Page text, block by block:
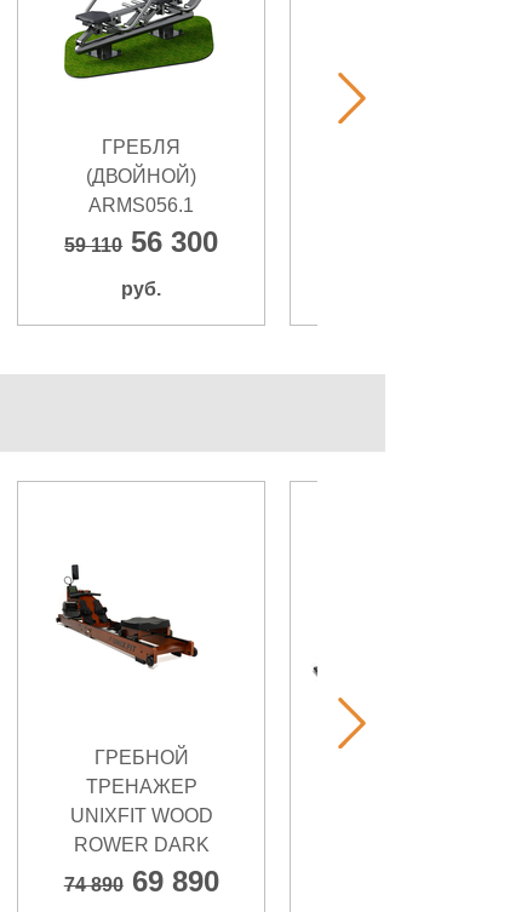
ГРЕБЛЯ
(ДВОЙНОЙ)
ARMS056.1
59 11056 300
руб.
ГРЕБНОЙ
ТРЕНАЖЕР
UNIXFIT WOOD
ROWER DARK
74 89069 890